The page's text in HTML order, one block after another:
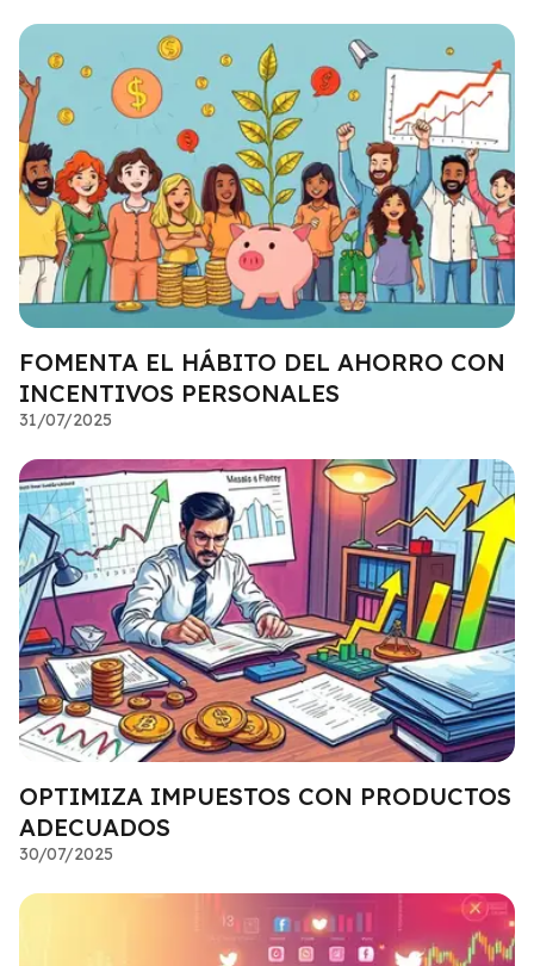
FOMENTA EL HÁBITO DEL AHORRO CON
INCENTIVOS PERSONALES
31/07/2025
OPTIMIZA IMPUESTOS CON PRODUCTOS
ADECUADOS
30/07/2025